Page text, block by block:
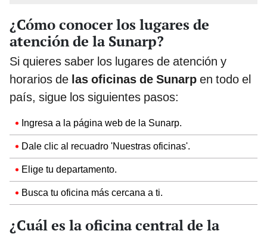
¿Cómo conocer los lugares de
atención de la Sunarp?
Si quieres saber los lugares de atención y
horarios de las oficinas de Sunarp en todo el
país, sigue los siguientes pasos:
Ingresa a la página web de la Sunarp.
Dale clic al recuadro 'Nuestras oficinas'.
Elige tu departamento.
Busca tu oficina más cercana a ti.
¿Cuál es la oficina central de la